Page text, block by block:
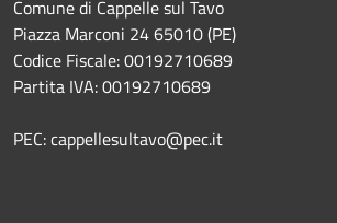
Comune di Cappelle sul Tavo
Piazza Marconi 24 65010 (PE)
Codice Fiscale: 00192710689
Partita IVA: 00192710689
PEC: cappellesultavo@pec.it